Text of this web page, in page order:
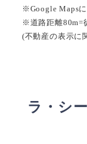
※Google Maps
※道路距離80m=
(不動産の表示に
ラ・シ